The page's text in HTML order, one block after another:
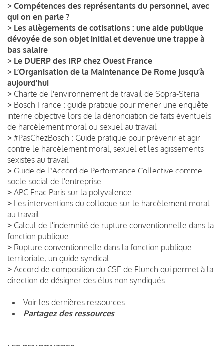
> Compétences des représentants du personnel, avec
qui on en parle ?
> Les allègements de cotisations : une aide publique
dévoyée de son objet initial et devenue une trappe à
bas salaire
> Le DUERP des IRP chez Ouest France
> L’Organisation de la Maintenance De Rome jusqu’à
aujourd’hui
> Charte de l'environnement de travail de Sopra-Steria
> Bosch France : guide pratique pour mener une enquête
interne objective lors de la dénonciation de faits éventuels
de harcèlement moral ou sexuel au travail
> #PasChezBosch : Guide pratique pour prévenir et agir
contre le harcèlement moral, sexuel et les agissements
sexistes au travail
> Guide de lʼAccord de Performance Collective comme
socle social de l'entreprise
> APC Fnac Paris sur la polyvalence
> Les interventions du colloque sur le harcèlement moral
au travail
> Calcul de l'indemnité de rupture conventionnelle dans la
fonction publique
> Rupture conventionnelle dans la fonction publique
territoriale, un guide syndical
> Accord de composition du CSE de Flunch qui permet à la
direction de désigner des élus non syndiqués
Voir les dernières ressources
Partagez des ressources